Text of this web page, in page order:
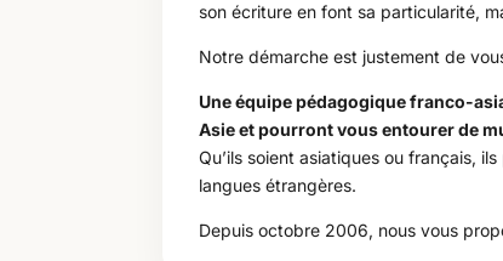
son écriture en font sa particularité,
Notre démarche est justement de
Une équipe pédagogique franco-
Asie et pourront vous entourer de
Qu’ils soient asiatiques ou français,
langues étrangères.
Depuis octobre 2006, nous vous